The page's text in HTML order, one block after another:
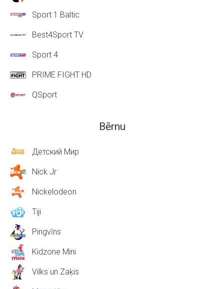
Sport 1 Baltic
Best4Sport TV
Sport 4
PRIME FIGHT HD
QSport
Bērnu
Детский Мир
Nick Jr
Nickelodeon
Tiji
Pingvīns
Kidzone Mini
Vilks un Zaķis